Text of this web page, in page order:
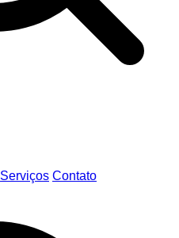
Serviços Contato